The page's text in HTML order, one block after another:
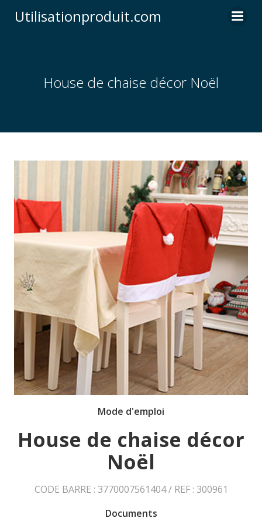
to
Utilisationproduit.com
House de chaise décor Noël
Mode d'emploi
House de chaise décor
Noël
CODE BARRE : 3770007561404 / REF : 300961
Documents